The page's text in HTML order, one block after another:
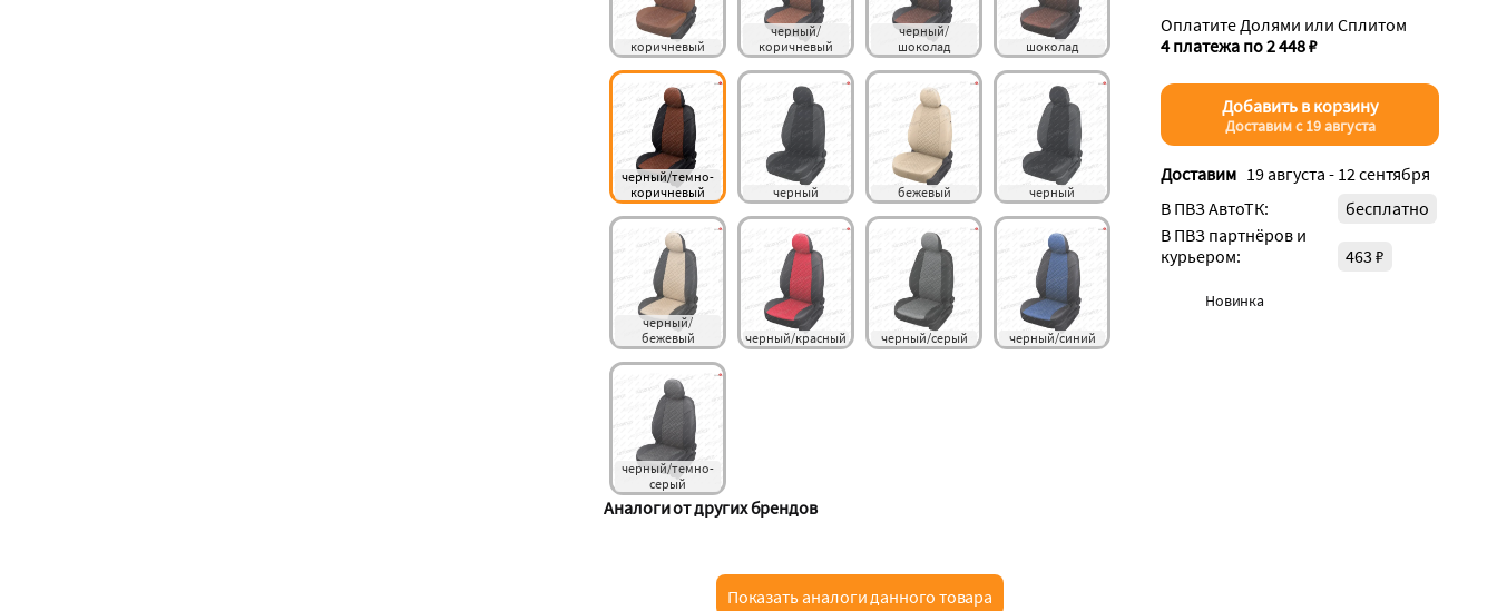
коричневый
черный/
коричневый
черный/
шоколад
шоколад
черный/темно-
коричневый
черный бежевый черный
черный/
бежевый
черный/красный черный/серый черный/синий
черный/темно-
серый
Аналоги от других брендов
Показать аналоги данного товара
Оплатите Долями или Сплитом
4 платежа по 2 448 ₽
Добавить в корзину
Доставим с 19 августа
Доставим 19 августа - 12 сентября
В ПВЗ АвтоТК:
бесплатно
В ПВЗ партнёров и
курьером:
463 ₽
Новинка